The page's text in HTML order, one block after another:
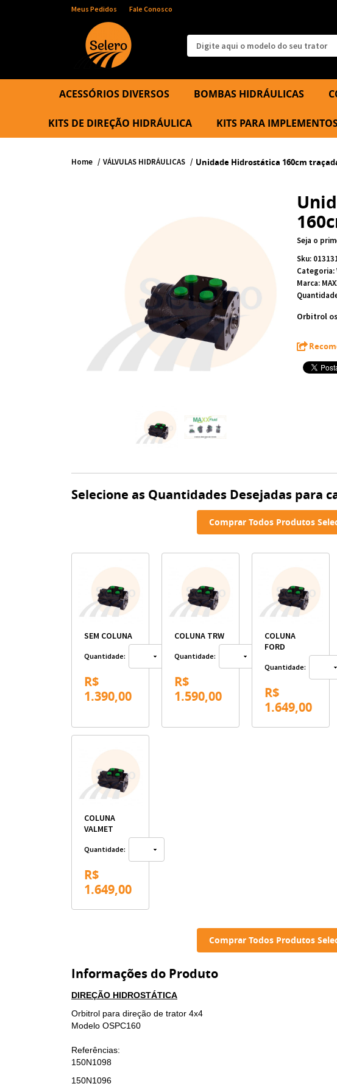
Meus Pedidos Fale Conosco
ACESSÓRIOS DIVERSOS BOMBAS HIDRÁULICAS
KITS DE DIREÇÃO HIDRÁULICA KITS PARA
Home VÁLVULAS HIDRÁULICAS Unidade Hidrostática 160cm
Seja o
Sku:
Categoria:
Marca:
Orbitrol
Selecione as Quantidades Desejadas para
Comprar Todos Produtos
SEM COLUNA
Quantidade:
R$
1.390,00
COLUNA TRW
Quantidade:
R$
1.590,00
COLUNA
FORD
Quantidade:
R$
1.649,00
COLUNA
VALMET
Quantidade:
R$
1.649,00
Comprar Todos Produtos
Informações do Produto
DIREÇÃO HIDROSTÁTICA
Orbitrol para direção de trator 4x4
Modelo OSPC160
Referências:
150N1098
150N1096